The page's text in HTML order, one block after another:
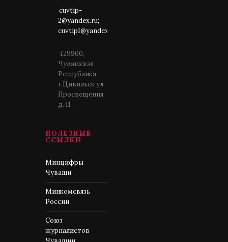
cuvtip-
2@yandex.ru;
cuvtip1@yandex.ru
429900,
Чувашская
Республика,
г.Цивильск ул.
Просвещения
д.41
ПОЛЕЗНЫЕ
ССЫЛКИ
Минцифры
Чуваши
Минкомсвязь
России
Союз
журналистов